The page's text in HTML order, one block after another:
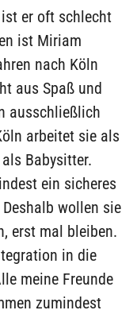
er oft schlecht
ist Miriam
nach Köln
aus Spaß und
ausschließlich
arbeitet sie als
Babysitter.
ein sicheres
wollen sie
erst mal bleiben.
in die
meine Freunde
zumindest